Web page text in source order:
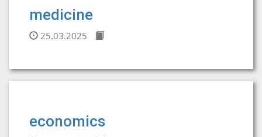
medicine
25.03.2025
economics